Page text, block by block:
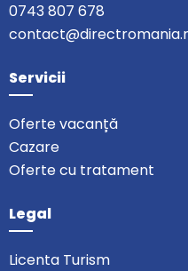
0743 807 678
Servicii
Oferte vacanță
Cazare
Oferte cu tratament
Legal
Licenta Turism